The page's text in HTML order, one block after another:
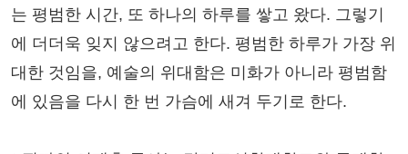
는 평범한 시간, 또 하나의 하루를 쌓고 왔다. 그렇기
에 더더욱 잊지 않으려고 한다. 평범한 하루가 가장 위
대한 것임을, 예술의 위대함은 미화가 아니라 평범함
에 있음을 다시 한 번 가슴에 새겨 두기로 한다.